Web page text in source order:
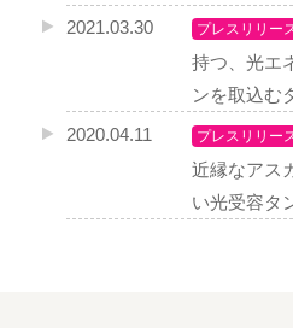
2021.03.30
プレスリリー
持つ、光エ
ンを取込む
2020.04.11
プレスリリー
近縁なアス
い光受容タ